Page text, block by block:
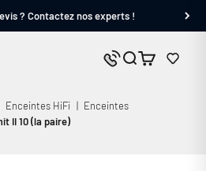
? Contactez nos experts !
Nous contacter
Panier
Enceintes HiFi | Enceintes
II 10 (la paire)